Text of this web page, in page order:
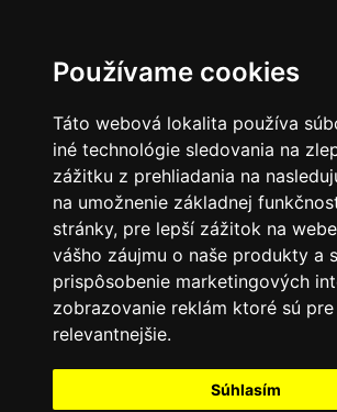
Používame cookies
Táto webová lokalita používa
iné technológie sledovania na
zážitku z prehliadania na
na umožnenie základnej
stránky, pre lepší zážitok na webe
vášho záujmu o naše produkty a
prispôsobenie marketingových
zobrazovanie reklám ktoré sú
relevantnejšie.
Súhlasím